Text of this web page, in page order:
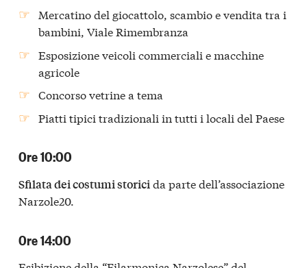
Mercatino del giocattolo, scambio e vendita tra i
bambini, Viale Rimembranza
Esposizione veicoli commerciali e macchine
agricole
Concorso vetrine a tema
Piatti tipici tradizionali in tutti i locali del Paese
Ore 10:00
Sfilata dei costumi storicida parte dell’associazione
Narzole20.
Ore 14:00